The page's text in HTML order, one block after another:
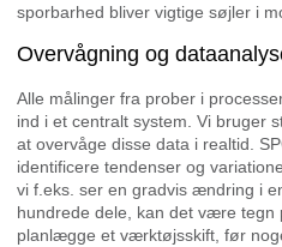
sporbarhed bliver vigtige søjler i
Overvågning og
Alle målinger fra prober i
ind i et centralt system. Vi bruger
at overvåge disse data i realtid.
identificere tendenser og
vi f.eks. ser en gradvis ændring i
hundrede dele, kan det være
planlægge et værktøjsskift, før